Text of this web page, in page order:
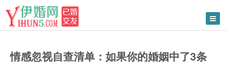
情感忽视自查清单：如果你的婚姻中了3条